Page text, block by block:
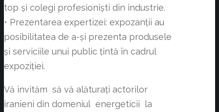
top și colegi profesioniști din industrie.
• Prezentarea expertizei: expozanții au
posibilitatea de a-și prezenta produsele
și serviciile unui public țintă în cadrul
expoziției.
Vă invităm să vă alăturați actorilor
iranieni din domeniul energeticii la